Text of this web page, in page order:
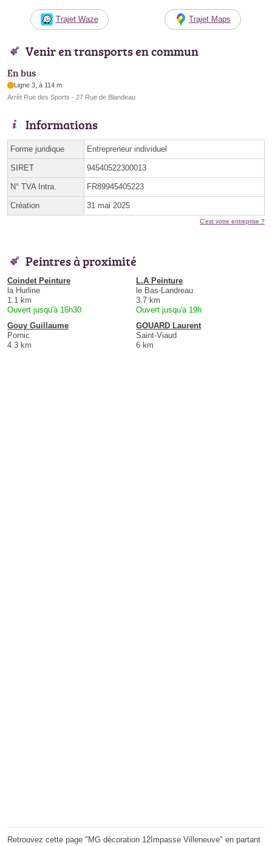
Trajet Waze Trajet Maps
Venir en transports en commun
En bus
Ligne 3, à 114 m
Arrêt Rue des Sports - 27 Rue de Blandeau
Informations
Forme juridique Entrepreneur individuel
SIRET 94540522300013
N° TVA Intra. FR89945405223
Création 31 mai 2025
C'est votre entreprise ?
Peintres à proximité
Coindet Peinture
la Hurline
1.1 km
Ouvert jusqu'à 16h30
L.A Peinture
le Bas-Landreau
3.7 km
Ouvert jusqu'à 19h
Gouy Guillaume
Pornic
4.3 km
GOUARD Laurent
Saint-Viaud
6 km
Retrouvez cette page "MG décoration 12Impasse Villeneuve" en partant